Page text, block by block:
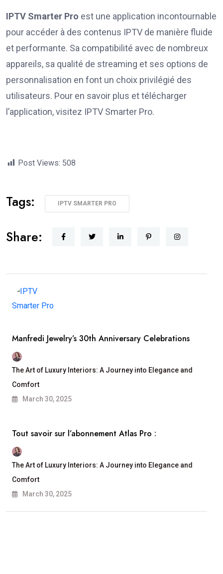
IPTV Smarter Pro est une application incontournable
pour accéder à des contenus IPTV de manière fluide
et performante. Sa compatibilité avec de nombreux
appareils, sa qualité de streaming et ses options de
personnalisation en font un choix privilégié des
utilisateurs. Pour en savoir plus et télécharger
l’application, visitez IPTV Smarter Pro.
Post Views: 508
Tags: IPTV SMARTER PRO
Share:
Manfredi Jewelry’s 30th Anniversary Celebrations
The Art of Luxury Interiors: A Journey into Elegance and
Comfort
March 30, 2025
Tout savoir sur l’abonnement Atlas Pro :
The Art of Luxury Interiors: A Journey into Elegance and
Comfort
March 30, 2025